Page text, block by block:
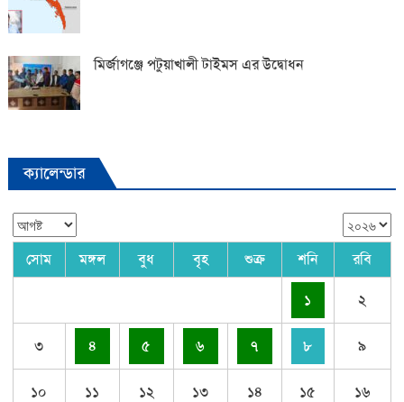
মির্জাগঞ্জে পটুয়াখালী টাইমস এর উদ্বোধন
ক্যালেন্ডার
সোম মঙ্গল বুধ বৃহ শুক্র শনি রবি
১ ২
৩ ৪ ৫ ৬ ৭ ৮ ৯
১০ ১১ ১২ ১৩ ১৪ ১৫ ১৬